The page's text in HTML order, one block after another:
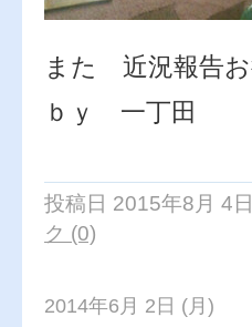
また 近況報告
ｂｙ 一丁田
投稿日 2015年8月 4
ク (0)
2014年6月 2日 (月)